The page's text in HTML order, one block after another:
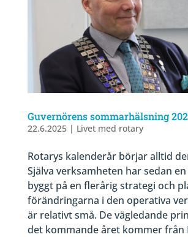
Guvernörens sommarhälsning
22.6.2025| Livet med rotary
Rotarys kalenderår börjar alltid
Själva verksamheten har sedan
byggt på en flerårig strategi och
förändringarna i den operativa
är relativt små. De vägledande
det kommande året kommer från